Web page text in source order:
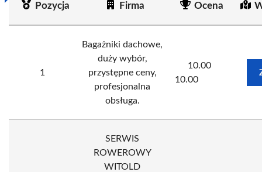
Pozycja Firma Ocena
1
Bagażniki dachowe,
duży wybór,
przystępne ceny,
profesjonalna
obsługa.
10.00
10.00
SERWIS
ROWEROWY
WITOLD